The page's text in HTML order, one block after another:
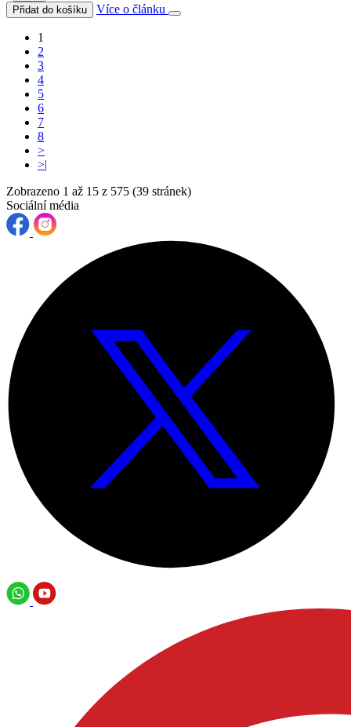
Přidat do košíku Více o článku
1
2
3
4
5
6
7
8
>
>|
Zobrazeno 1 až 15 z 575 (39 stránek)
Sociální média